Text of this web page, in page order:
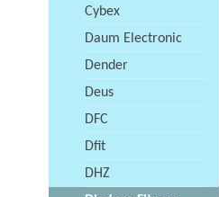
Cybex
Daum Electronic
Dender
Deus
DFC
Dfit
DHZ